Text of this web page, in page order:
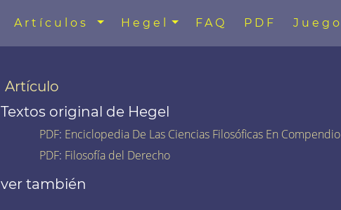
Artículos Hegel FAQ PDF Juego
Artículo
Textos original de Hegel
PDF: Enciclopedia De Las Ciencias Filosóficas En Compendio
PDF: Filosofía del Derecho
ver también